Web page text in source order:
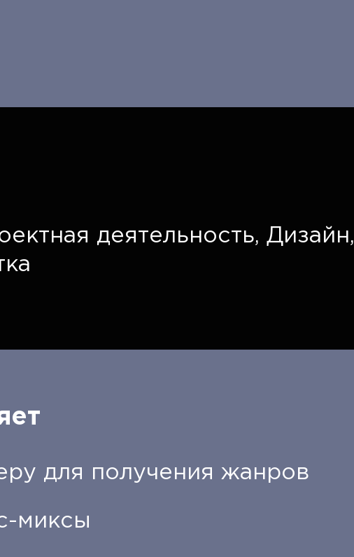
деятельность, Дизайн,
для получения жанров
миксы